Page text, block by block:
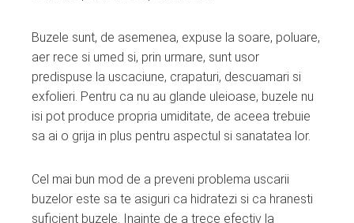
Buzele sunt, de asemenea, expuse la soare, poluare,
aer rece si umed si, prin urmare, sunt usor
predispuse la uscaciune, crapaturi, descuamari si
exfolieri. Pentru ca nu au glande uleioase, buzele nu
isi pot produce propria umiditate, de aceea trebuie
sa ai o grija in plus pentru aspectul si sanatatea lor.
Cel mai bun mod de a preveni problema uscarii
buzelor este sa te asiguri ca hidratezi si ca hranesti
suficient buzele. Inainte de a trece efectiv la